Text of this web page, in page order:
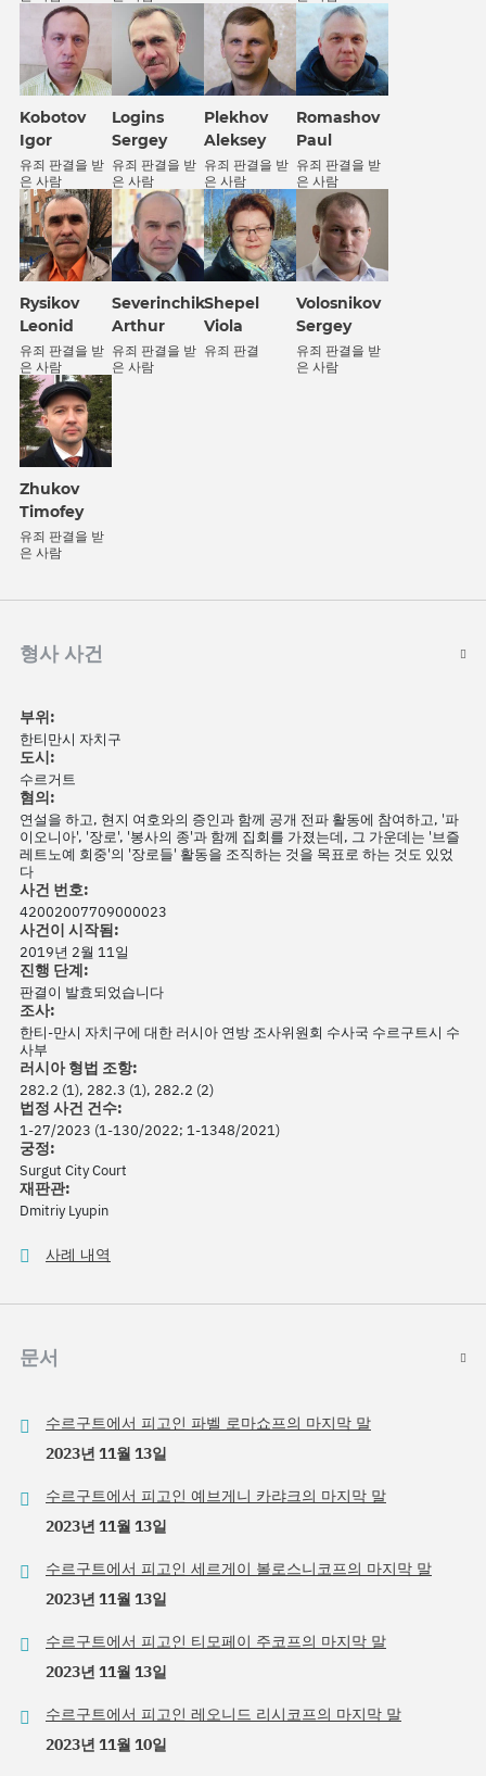
Kobotov
Igor
유죄 판결을 받
은 사람
Logins
Sergey
유죄 판결을 받
은 사람
Plekhov
Aleksey
유죄 판결을 받
은 사람
Romashov
Paul
유죄 판결을 받
은 사람
Rysikov
Leonid
유죄 판결을 받
은 사람
Severinchik
Arthur
유죄 판결을 받
은 사람
Shepel
Viola
유죄 판결
Volosnikov
Sergey
유죄 판결을 받
은 사람
Zhukov
Timofey
유죄 판결을 받
은 사람
형사 사건
부위:
한티만시 자치구
도시:
수르거트
혐의:
연설을 하고, 현지 여호와의 증인과 함께 공개 전파 활동에 참여하고, '파
이오니아', '장로', '봉사의 종'과 함께 집회를 가졌는데, 그 가운데는 '브즐
레트노예 회중'의 '장로들' 활동을 조직하는 것을 목표로 하는 것도 있었
다
사건 번호:
42002007709000023
사건이 시작됨:
2019년 2월 11일
진행 단계:
판결이 발효되었습니다
조사:
한티-만시 자치구에 대한 러시아 연방 조사위원회 수사국 수르구트시 수
사부
러시아 형법 조항:
282.2 (1), 282.3 (1), 282.2 (2)
법정 사건 건수:
1-27/2023 (1-130/2022; 1-1348/2021)
궁정:
Surgut City Court
재판관:
Dmitriy Lyupin
사례 내역
문서
수르구트에서 피고인 파벨 로마쇼프의 마지막 말
2023년 11월 13일
수르구트에서 피고인 예브게니 카랴크의 마지막 말
2023년 11월 13일
수르구트에서 피고인 세르게이 볼로스니코프의 마지막 말
2023년 11월 13일
수르구트에서 피고인 티모페이 주코프의 마지막 말
2023년 11월 13일
수르구트에서 피고인 레오니드 리시코프의 마지막 말
2023년 11월 10일